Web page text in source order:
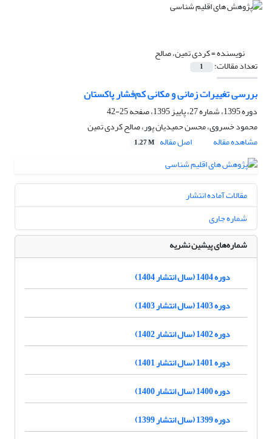
نویسنده =کردی تمین، صالح
تعداد مقالات: 1
بررسی تغییرات زمانی و مکانی کم‌فشار پاکستان
دوره 1395، شماره 27، پاییز 1395، صفحه
25-42
محمود خسروی، محسن حمیدیان پور، صالح کردی تمین
مشاهده مقاله
اصل مقاله 1.27 M
مقالات آماده انتشار
شماره جاری
شماره‌های پیشین نشریه
دوره 1404 (سال انتشار 1404)
دوره 1403 (سال انتشار 1403)
دوره 1402 (سال انتشار 1402)
دوره 1401 (سال انتشار 1401)
دوره 1400 (سال انتشار 1400)
دوره 1399 (سال انتشار 1399)